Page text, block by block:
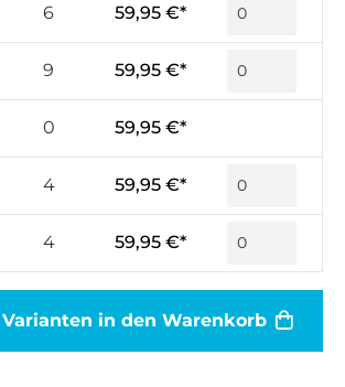
6 59,95 €*
9 59,95 €*
0 59,95 €*
4 59,95 €*
4 59,95 €*
Varianten in den Warenkorb